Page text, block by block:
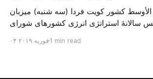
کشور کویت فردا (سه شنبه) میزبان
سالانهٔ استراتژی انرژی کشورهای شورای
جهانی نفت و گاز در این کنفرانس
۰۴ فوریه ۲۰۱۹1 min read